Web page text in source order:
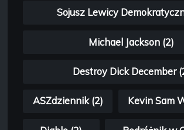
Sojusz Lewicy
Michael Jackson (2)
Destroy Dick December
ASZdziennik (2) Kevin Sam